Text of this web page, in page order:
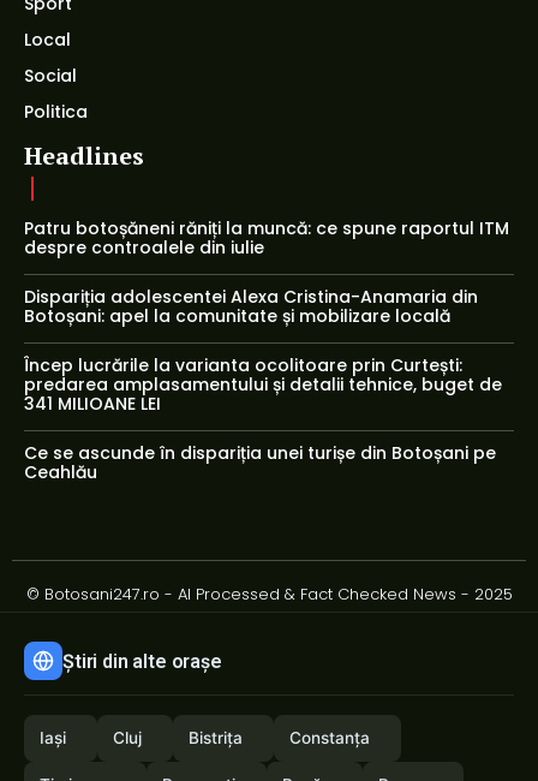
Local
Social
Politica
Headlines
Patru botoșăneni răniți la muncă: ce spune raportul ITM
despre controalele din iulie
Dispariția adolescentei Alexa Cristina-Anamaria din
Botoșani: apel la comunitate și mobilizare locală
Încep lucrările la varianta ocolitoare prin Curtești:
predarea amplasamentului și detalii tehnice, buget de
341 MILIOANE LEI
Ce se ascunde în dispariția unei turișe din Botoșani pe
Ceahlău
© Botosani247.ro - AI Processed & Fact Checked News - 2025
Știri din alte orașe
Iași Cluj Bistrița Constanța